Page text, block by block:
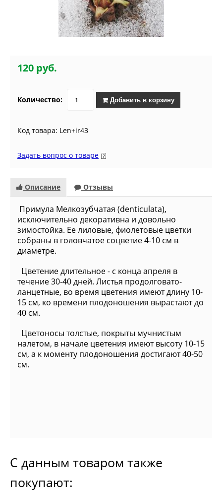
120 руб.
Количество: Добавить в корзину
Код товара: Len+ir43
Задать вопрос о товаре
Описание Отзывы
Примула Мелкозубчатая (denticulata),
исключительно декоративна и довольно
зимостойка. Ее лиловые, фиолетовые цветки
собраны в головчатое соцветие 4-10 см в
диаметре.
Цветение длительное - с конца апреля в
течение 30-40 дней. Листья продолговато-
ланцетные, во время цветения имеют длину 10-
15 см, ко времени плодоношения вырастают до
40 см.
Цветоносы толстые, покрыты мучнистым
налетом, в начале цветения имеют высоту 10-15
см, а к моменту плодоношения достигают 40-50
см.
С данным товаром также
покупают: